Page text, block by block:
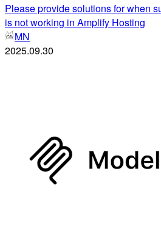
Please provide solutions for when
is not working in Amplify Hosting
MN
2025.09.30